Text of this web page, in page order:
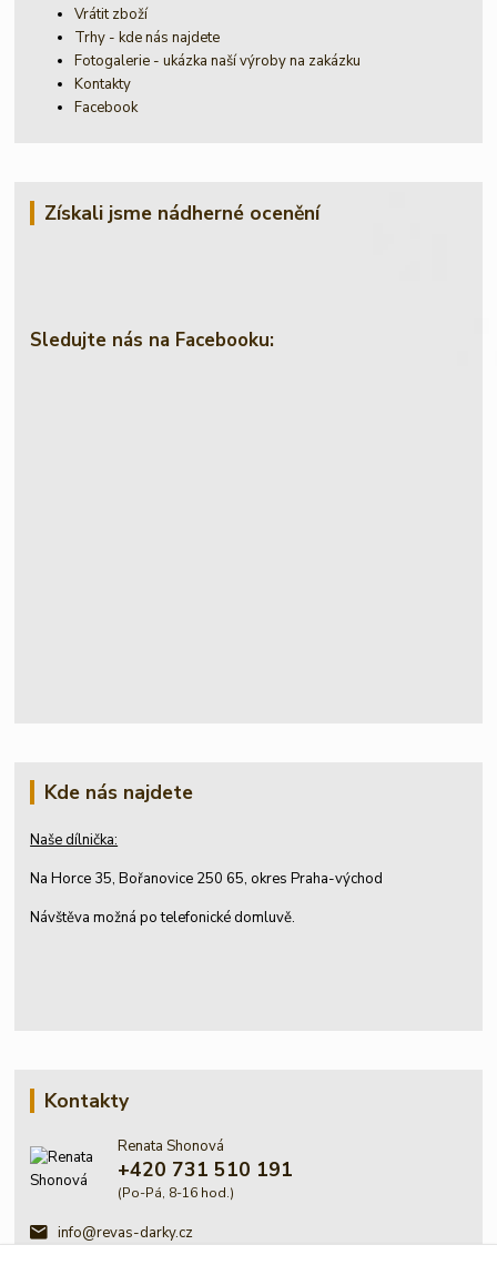
Vrátit zboží
Trhy - kde nás najdete
Fotogalerie - ukázka naší výroby na zakázku
Kontakty
Facebook
Získali jsme nádherné ocenění
Sledujte nás na Facebooku:
Kde nás najdete
Naše dílnička:
Na Horce 35, Bořanovice 250 65, okres Praha-východ
Návštěva možná po telefonické domluvě.
Kontakty
Renata Shonová
+420 731 510 191
(Po-Pá, 8-16 hod.)
info@revas-darky.cz